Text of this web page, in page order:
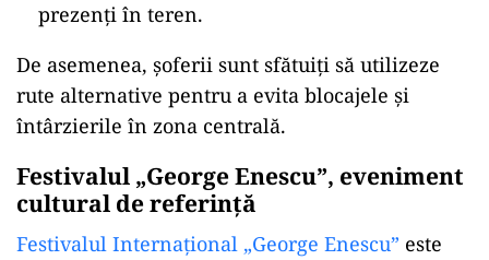
prezenți în teren.
De asemenea, șoferii sunt sfătuiți să utilizeze
rute alternative pentru a evita blocajele și
întârzierile în zona centrală.
Festivalul „George Enescu”, eveniment
cultural de referință
Festivalul Internațional „George Enescu” este